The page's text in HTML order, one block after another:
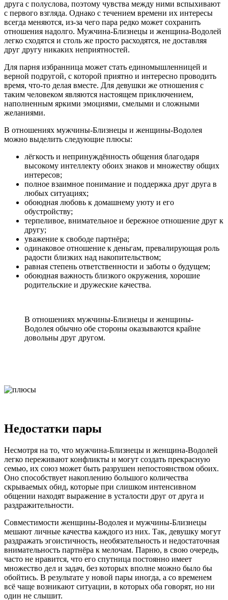
друга с полуслова, поэтому чувства между ними вспыхивают
с первого взгляда. Однако с течением времени их интересы
всегда меняются, из-за чего пара редко может сохранить
отношения надолго. Мужчина-Близнецы и женщина-Водолей
легко сходятся и столь же просто расходятся, не доставляя
друг другу никаких неприятностей.
Для парня избранница может стать единомышленницей и
верной подругой, с которой приятно и интересно проводить
время, что-то делая вместе. Для девушки же отношения с
таким человеком являются настоящем приключением,
наполненным яркими эмоциями, смелыми и сложными
желаниями.
В отношениях мужчины-Близнецы и женщины-Водолея
можно выделить следующие плюсы:
лёгкость и непринуждённость общения благодаря
высокому интеллекту обоих знаков и множеству общих
интересов;
полное взаимное понимание и поддержка друг друга в
любых ситуациях;
обоюдная любовь к домашнему уюту и его
обустройству;
терпеливое, внимательное и бережное отношение друг к
другу;
уважение к свободе партнёра;
одинаковое отношение к деньгам, превалирующая роль
радости близких над накопительством;
равная степень ответственности и заботы о будущем;
обоюдная важность близкого окружения, хорошие
родительские и дружеские качества.
В отношениях мужчины-Близнецы и женщины-
Водолея обычно обе стороны оказываются крайне
довольны друг другом.
Недостатки пары
Несмотря на то, что мужчина-Близнецы и женщина-Водолей
легко переживают конфликты и могут создать прекрасную
семью, их союз может быть разрушен непостоянством обоих.
Оно способствует накоплению большого количества
скрываемых обид, которые при слишком интенсивном
общении находят выражение в усталости друг от друга и
раздражительности.
Совместимости женщины-Водолея и мужчины-Близнецы
мешают личные качества каждого из них. Так, девушку могут
раздражать эгоистичность, необязательность и недостаточная
внимательность партнёра к мелочам. Парню, в свою очередь,
часто не нравится, что его спутница постоянно имеет
множество дел и задач, без которых вполне можно было бы
обойтись. В результате у новой пары иногда, а со временем
всё чаще возникают ситуации, в которых оба говорят, но ни
один не слышит.